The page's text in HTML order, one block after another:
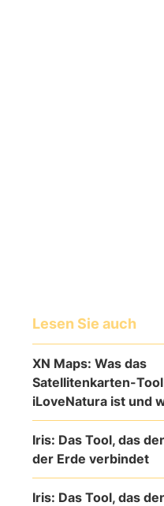
Lesen Sie auch
XN Maps: Was das
Satellitenkarten-
iLoveNatura ist und
Iris: Das Tool, das
der Erde verbindet
Iris: Das Tool, das